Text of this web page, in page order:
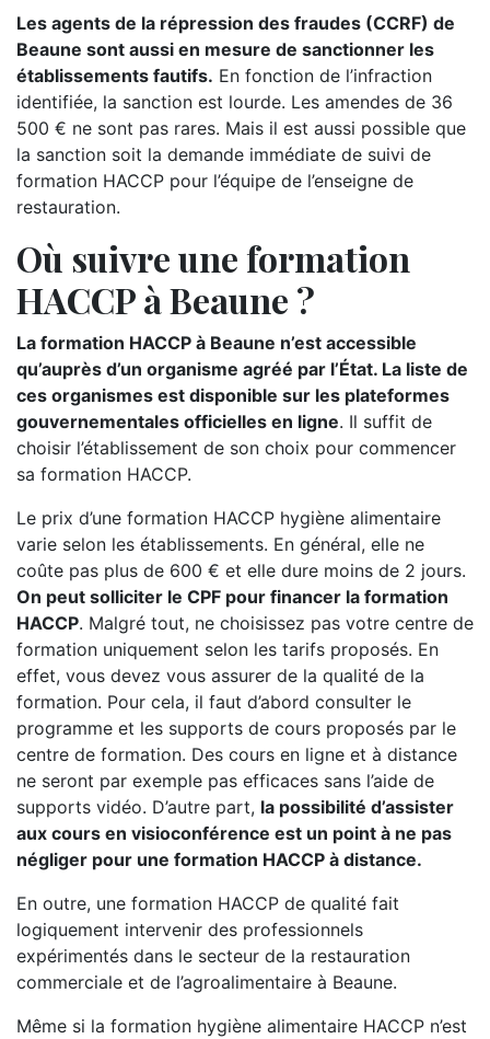
Les agents de la répression des fraudes (CCRF) de
Beaune sont aussi en mesure de sanctionner les
établissements fautifs. En fonction de l’infraction
identifiée, la sanction est lourde. Les amendes de 36
500 € ne sont pas rares. Mais il est aussi possible que
la sanction soit la demande immédiate de suivi de
formation HACCP pour l’équipe de l’enseigne de
restauration.
Où suivre une formation
HACCP à Beaune ?
La formation HACCP à Beaune n’est accessible
qu’auprès d’un organisme agréé par l’État. La liste de
ces organismes est disponible sur les plateformes
gouvernementales officielles en ligne. Il suffit de
choisir l’établissement de son choix pour commencer
sa formation HACCP.
Le prix d’une formation HACCP hygiène alimentaire
varie selon les établissements. En général, elle ne
coûte pas plus de 600 € et elle dure moins de 2 jours.
On peut solliciter le CPF pour financer la formation
HACCP. Malgré tout, ne choisissez pas votre centre de
formation uniquement selon les tarifs proposés. En
effet, vous devez vous assurer de la qualité de la
formation. Pour cela, il faut d’abord consulter le
programme et les supports de cours proposés par le
centre de formation. Des cours en ligne et à distance
ne seront par exemple pas efficaces sans l’aide de
supports vidéo. D’autre part, la possibilité d’assister
aux cours en visioconférence est un point à ne pas
négliger pour une formation HACCP à distance.
En outre, une formation HACCP de qualité fait
logiquement intervenir des professionnels
expérimentés dans le secteur de la restauration
commerciale et de l’agroalimentaire à Beaune.
Même si la formation hygiène alimentaire HACCP n’est